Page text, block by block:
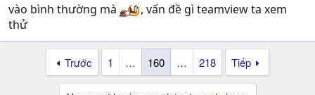
vào bình thường mà
, vấn đề gì teamview ta xem
thử
Trước 1 … 160 … 218 Tiếp